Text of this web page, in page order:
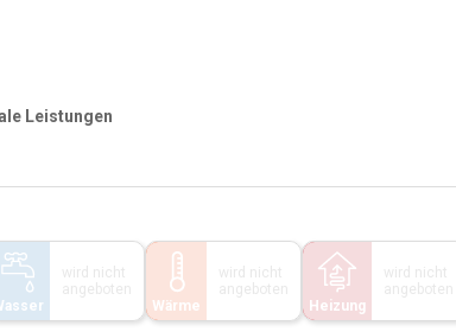
Leistungen
Wärme
Heizung